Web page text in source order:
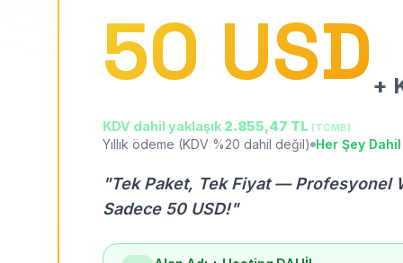
50 USD +
KDV dahil yaklaşık 2.855,47 TL (TCMB)
Yıllık ödeme (KDV %20 dahil değil) Her Şey Dahil
"Tek Paket, Tek Fiyat — Profesyonel
Sadece 50 USD!"